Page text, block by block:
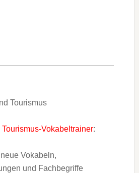
Vokabeltrainer:
Vokabeln,
und Fachbegriffe